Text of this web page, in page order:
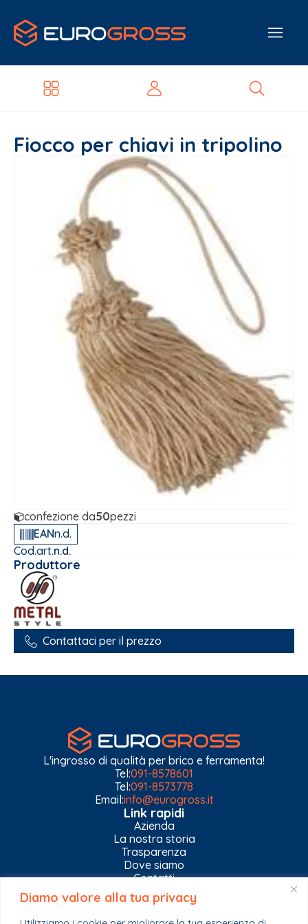
Diamo valore alla tua privacy
Fiocco per chiavi in tripolino
confezione da50pezzi
EANn.d.
Cod.art.n.d.
Produttore
Contattaci per il prezzo
L'ingrosso di qualità per brico e ferramenta!
Tel:091-8578601
Tel:091-8573778
Email:info@eurogross.it
Link rapidi
Azienda
La nostra storia
Trasparenza
Dove siamo
Contatti
Privacy Policy
Gestisci impostazioni Cookies